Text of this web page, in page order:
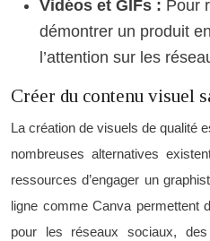
Vidéos et GIFs : Pour
démontrer un produit
l’attention sur les
Créer du contenu visuel
La création de visuels de qualité
nombreuses alternatives
ressources d’engager un
ligne comme Canva permettent
pour les réseaux sociaux,